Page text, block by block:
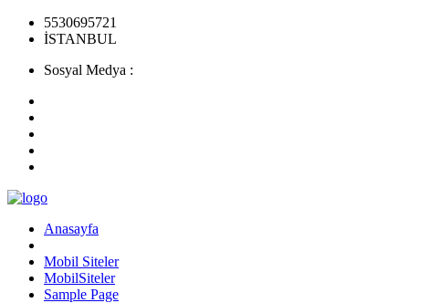
5530695721
İSTANBUL
Sosyal Medya :
Anasayfa
Mobil Siteler
MobilSiteler
Sample Page